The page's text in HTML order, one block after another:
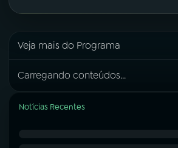
Veja mais do Programa
Carregando conteúdos...
Notícias Recentes